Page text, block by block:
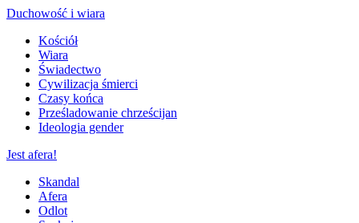
Duchowość i wiara
Kościół
Wiara
Świadectwo
Cywilizacja śmierci
Czasy końca
Prześladowanie chrześcijan
Ideologia gender
Jest afera!
Skandal
Afera
Odlot